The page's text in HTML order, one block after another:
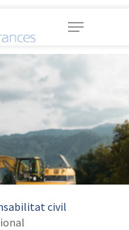
Menu
civil